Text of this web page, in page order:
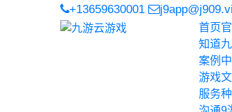
+13659630001
首页
知道
案例
游戏
服务